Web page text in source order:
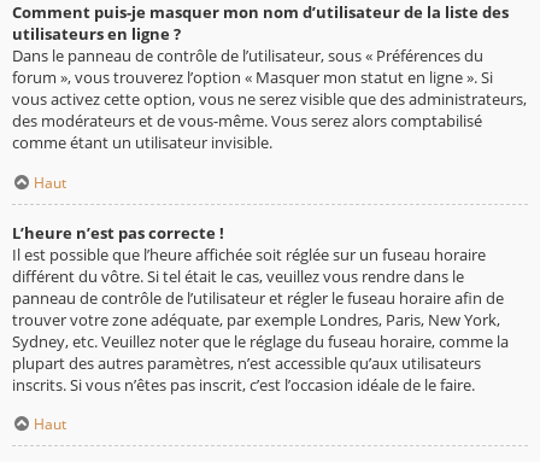
Comment puis-je masquer mon nom d’utilisateur de la liste des
utilisateurs en ligne ?
Dans le panneau de contrôle de l’utilisateur, sous « Préférences du
forum », vous trouverez l’option « Masquer mon statut en ligne ». Si
vous activez cette option, vous ne serez visible que des administrateurs,
des modérateurs et de vous-même. Vous serez alors comptabilisé
comme étant un utilisateur invisible.
Haut
L’heure n’est pas correcte !
Il est possible que l’heure affichée soit réglée sur un fuseau horaire
différent du vôtre. Si tel était le cas, veuillez vous rendre dans le
panneau de contrôle de l’utilisateur et régler le fuseau horaire afin de
trouver votre zone adéquate, par exemple Londres, Paris, New York,
Sydney, etc. Veuillez noter que le réglage du fuseau horaire, comme la
plupart des autres paramètres, n’est accessible qu’aux utilisateurs
inscrits. Si vous n’êtes pas inscrit, c’est l’occasion idéale de le faire.
Haut